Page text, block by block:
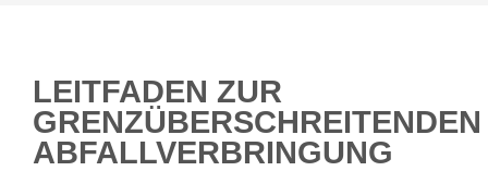
LEITFADEN ZUR
GRENZÜBERSCHREITENDEN
ABFALLVERBRINGUNG